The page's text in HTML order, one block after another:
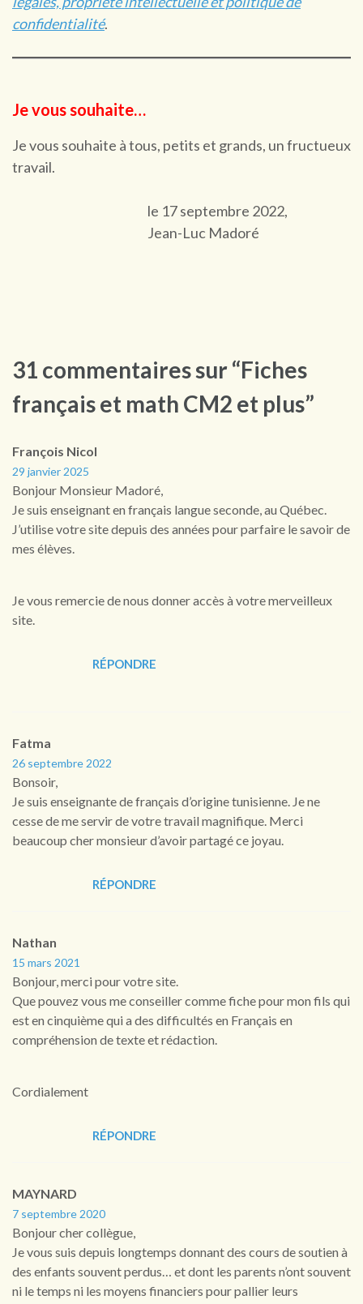
confidentialité.
Je vous souhaite…
Je vous souhaite à tous, petits et grands, un fructueux
travail.
le 17 septembre 2022,
Jean-Luc Madoré
31 commentaires sur “Fiches
français et math CM2 et plus”
François Nicol
29 janvier 2025
Bonjour Monsieur Madoré,
Je suis enseignant en français langue seconde, au Québec.
J’utilise votre site depuis des années pour parfaire le savoir de
mes élèves.
Je vous remercie de nous donner accès à votre merveilleux
site.
RÉPONDRE
Fatma
26 septembre 2022
Bonsoir,
Je suis enseignante de français d’origine tunisienne. Je ne
cesse de me servir de votre travail magnifique. Merci
beaucoup cher monsieur d’avoir partagé ce joyau.
RÉPONDRE
Nathan
15 mars 2021
Bonjour, merci pour votre site.
Que pouvez vous me conseiller comme fiche pour mon fils qui
est en cinquième qui a des difficultés en Français en
compréhension de texte et rédaction.
Cordialement
RÉPONDRE
MAYNARD
7 septembre 2020
Bonjour cher collègue,
Je vous suis depuis longtemps donnant des cours de soutien à
des enfants souvent perdus… et dont les parents n’ont souvent
ni le temps ni les moyens financiers pour pallier leurs